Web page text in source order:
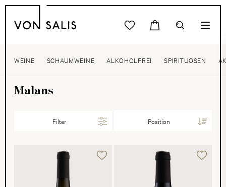
WEINE SCHAUMWEINE ALKOHOLFREI SPIRITUOSEN
Malans
Filter